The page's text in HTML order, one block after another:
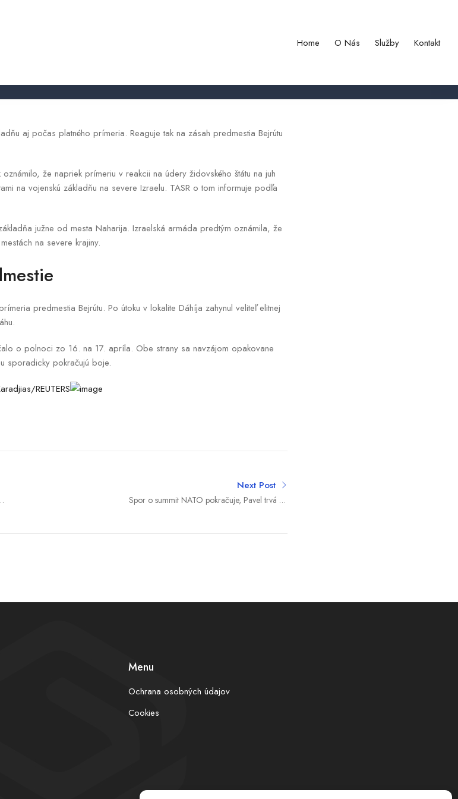
Home O Nás Služby Kontakt
vojenskú základňu v severnom Izraeli
aj počas platného prímeria. Reaguje tak na zásah predmestia Bejrútu
oznámilo, že napriek prímeriu v reakcii na údery židovského štátu na juh
na vojenskú základňu na severe Izraelu. TASR o tom informuje podľa
južne od mesta Naharija. Izraelská armáda predtým oznámila, že
na severe krajiny.
predmestia Bejrútu. Po útoku v lokalite Dáhíja zahynul veliteľ elitnej
o polnoci zo 16. na 17. apríla. Obe strany sa navzájom opakovane
sporadicky pokračujú boje.
Next Post
Spor o summit NATO pokračuje, Pavel trvá na
Menu
Ochrana osobných údajov
Cookies